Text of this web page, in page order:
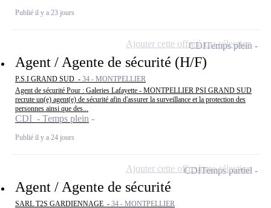
Publié il y a 23 jours
Agent / Agente de sécurité (H/F)
P.S.I GRAND SUD - 34 - MONTPELLIER
Agent de sécurité Pour : Galeries Lafayette - MONTPELLIER PSI GRAND SUD
recrute un(e) agent(e) de sécurité afin d'assurer la surveillance et la protection des
personnes ainsi que des...
CDI - Temps plein
Publié il y a 24 jours
CDITemps plein
Ajouter cette offre à ma sélection
Agent / Agente de sécurité
SARL T2S GARDIENNAGE - 34 - MONTPELLIER
CDITemps partiel
Ajouter cette offre à ma sélection